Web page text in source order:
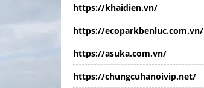
https://khaidien.vn/
https://ecoparkbenluc.com.vn/
https://asuka.com.vn/
https://chungcuhanoivip.net/